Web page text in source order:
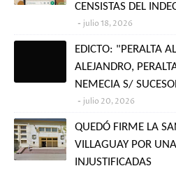
CENSISTAS DEL
julio 18, 2026
EDICTO: "PERALTA
ALEJANDRO,
NEMECIA S/
julio 20, 2026
QUEDÓ FIRME LA
VILLAGUAY POR
INJUSTIFICADAS